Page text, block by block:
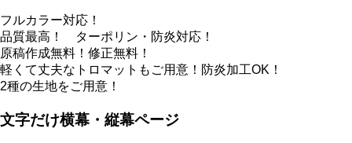
フルカラー対応！
品質最高！ ターポリン・防炎対応！
原稿作成無料！修正無料！
軽くて丈夫なトロマットもご用意！防炎加工OK！
2種の生地をご用意！
文字だけ横幕・縦幕ページ